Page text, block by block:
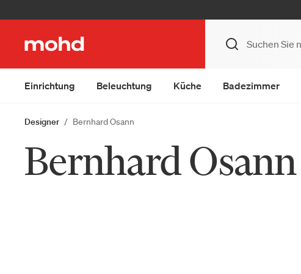
Einrichtung Beleuchtung Küche Badezimmer
Designer Bernhard Osann
Bernhard Osann